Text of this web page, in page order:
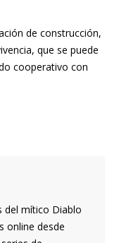
de construcción,
que se puede
cooperativo con
del mítico Diablo
online desde